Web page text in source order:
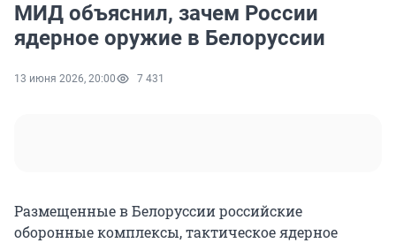
МИД объяснил, зачем России
ядерное оружие в Белоруссии
13 июня 2026, 20:00 7 431
Размещенные в Белоруссии российские
оборонные комплексы, тактическое ядерное